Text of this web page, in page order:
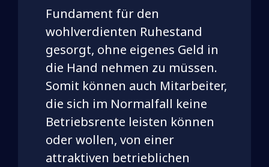
Fundament für den
wohlverdienten Ruhestand
gesorgt, ohne eigenes Geld in
die Hand nehmen zu müssen.
Somit können auch Mitarbeiter,
die sich im Normalfall keine
Betriebsrente leisten können
oder wollen, von einer
attraktiven betrieblichen